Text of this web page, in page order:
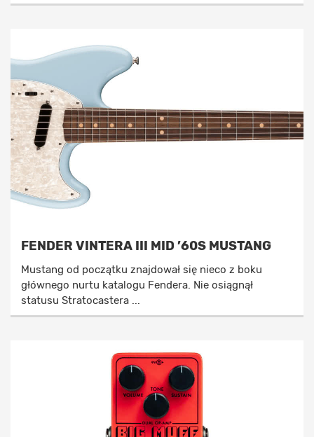
FENDER VINTERA III MID ’60S MUSTANG
Mustang od początku znajdował się nieco z boku
głównego nurtu katalogu Fendera. Nie osiągnął
statusu Stratocastera ...